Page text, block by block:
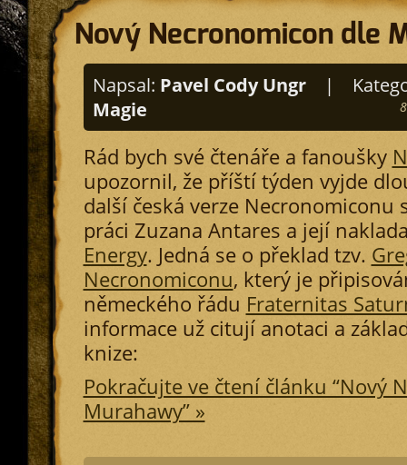
Nový Necronomicon dle
Napsal: Pavel Cody Ungr |
Magie
Rád bych své čtenáře a fanoušky
upozornil, že příští týden vyjde
další česká verze Necronomiconu
práci Zuzana Antares a její
Energy. Jedná se o překlad tzv.
Necronomiconu, který je
německého řádu Fraternitas
informace už citují anotaci a
knize:
Pokračujte ve čtení článku “Nový
Murahawy” »